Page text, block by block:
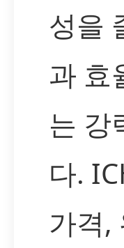
성을
과 효
는 강
다.
가격,